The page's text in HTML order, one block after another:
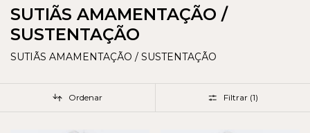
SUTIÃS AMAMENTAÇÃO /
SUSTENTAÇÃO
SUTIÃS AMAMENTAÇÃO / SUSTENTAÇÃO
Ordenar Filtrar (1)